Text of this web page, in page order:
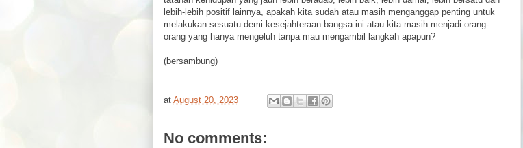
lebih-lebih positif lainnya, apakah kita sudah atau masih menganggap penting untuk
melakukan sesuatu demi kesejahteraan bangsa ini atau kita masih menjadi orang-
orang yang hanya mengeluh tanpa mau mengambil langkah apapun?
(bersambung)
at August 20, 2023
No comments: